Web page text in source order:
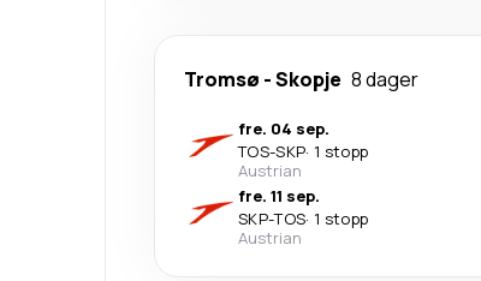
Tromsø -Skopje 8 dager
fre. 04 sep.
TOS-SKP· 1 stopp
Austrian
fre. 11 sep.
SKP-TOS· 1 stopp
Austrian